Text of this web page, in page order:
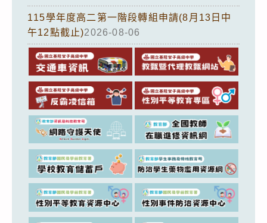
115學年度高二第一階段轉組申請(8月13日中
午12點截止)2026-08-06